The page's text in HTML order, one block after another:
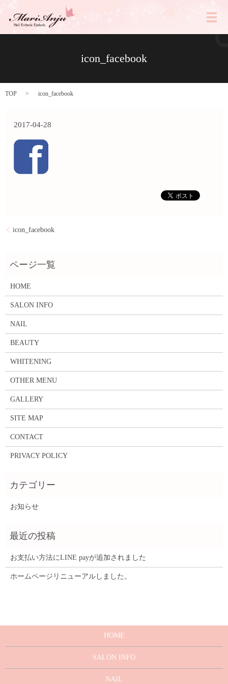
メ
icon_facebook
TOP icon_facebook
2017-04-28
icon_facebook
HOME
SALON INFO
NAIL
BEAUTY
WHITENING
OTHER MENU
GALLERY
SITE MAP
CONTACT
PRIVACY POLICY
お知らせ
お支払い方法にLINE payが追加されました
ホームページリニューアルしました。
HOME
SALON INFO
NAIL